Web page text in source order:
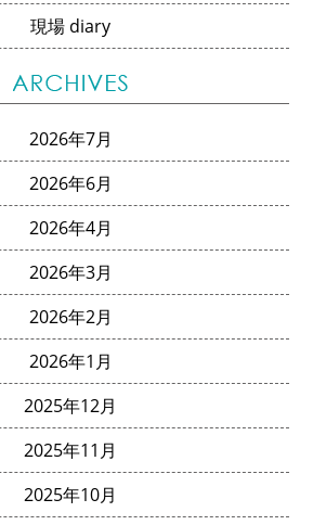
現場 diary
2026年7月
2026年6月
2026年4月
2026年3月
2026年2月
2026年1月
2025年12月
2025年11月
2025年10月